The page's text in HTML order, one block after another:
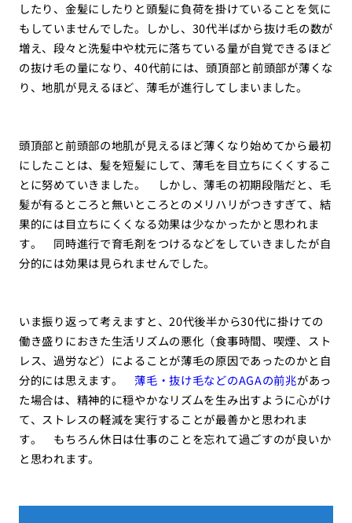
したり、金髪にしたりと頭髪に負荷を掛けていることを気に
もしていませんでした。しかし、30代半ばから抜け毛の数が
増え、段々と洗髪中や枕元に落ちている量が自覚できるほど
の抜け毛の量になり、40代前には、頭頂部と前頭部が薄くな
り、地肌が見えるほど、薄毛が進行してしまいました。
頭頂部と前頭部の地肌が見えるほど薄くなり始めてから最初
にしたことは、髪を短髪にして、薄毛を目立ちにくくするこ
とに努めていきました。 しかし、薄毛の初期段階だと、毛
髪が有るところと無いところとのメリハリがつきすぎて、結
果的には目立ちにくくなる効果は少なかったかと思われま
す。 同時進行で育毛剤をつけるなどをしていきましたが自
分的には効果は見られませんでした。
いま振り返って考えますと、20代後半から30代に掛けての
働き盛りにおきた生活リズムの悪化（食事時間、喫煙、スト
レス、過労など）によることが薄毛の原因であったのかと自
分的には思えます。薄毛・抜け毛などのAGAの前兆があっ
た場合は、精神的に穏やかなリズムを生み出すように心がけ
て、ストレスの軽減を実行することが最善かと思われま
す。 もちろん休日は仕事のことを忘れて過ごすのが良いか
と思われます。